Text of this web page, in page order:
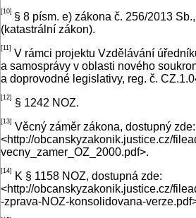
[10] § 8 písm. e) zákona č. 256/2013
(katastrální zákon).
[11] V rámci projektu Vzdělávání
a samosprávy v oblasti nového
a doprovodné legislativy, reg. č.
[12] § 1242 NOZ.
[13] Věcný záměr zákona, dostupný zde:
<http://obcanskyzakonik.justice.cz/
vecny_zamer_OZ_2000.pdf>.
[14]
K § 1158 NOZ, dostupná zde:
<http://obcanskyzakonik.justice.cz/
‑zprava-NOZ-konsolidovana-